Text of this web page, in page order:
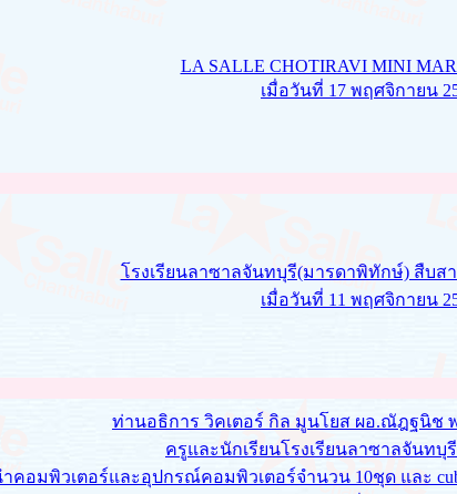
LA SALLE CHOTIRAVI MINI
เมื่อวันที่ 17 พฤศจิกายน
โรงเรียนลาซาลจันทบุรี(มารดาพิทักษ์) สืบส
เมื่อวันที่ 11 พฤศจิกายน
ท่านอธิการ วิคเตอร์ กิล มูนโยส ผอ.ณัฎฐนิช
ครูและนักเรียนโรงเรียนลาซาลจันทบุ
คอมพิวเตอร์และอุปกรณ์คอมพิวเตอร์จำนวน 10ชุด และ